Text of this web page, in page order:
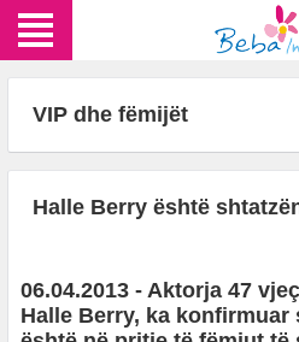
VIP dhe fëmijët
Halle Berry është
06.04.2013 - Aktorja 47
Halle Berry, ka konfirmuar